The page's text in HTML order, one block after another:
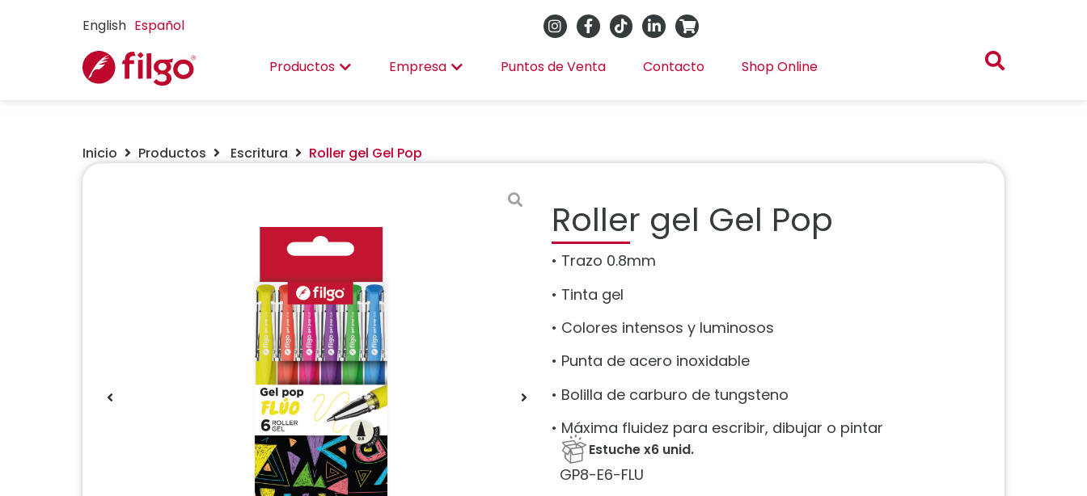
English Español
Productos Empresa Puntos de Venta Contacto Shop Online
Inicio Productos Escritura Roller gel Gel Pop
Roller gel Gel Pop
• Trazo 0.8mm
• Tinta gel
• Colores intensos y luminosos
• Punta de acero inoxidable
• Bolilla de carburo de tungsteno
• Máxima fluidez para escribir, dibujar o pintar
Estuche x6 unid.
GP8-E6-FLU